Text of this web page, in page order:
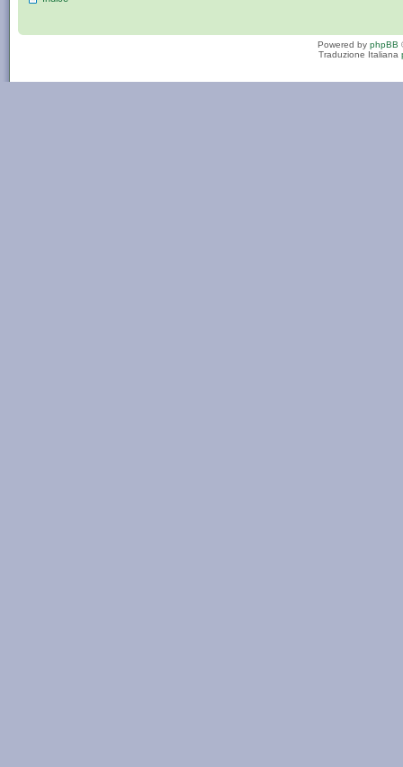
Powered by phpBB
Traduzione Italiana